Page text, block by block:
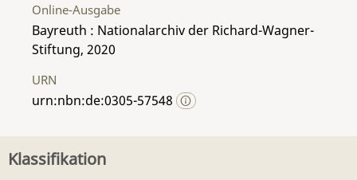
Online-Ausgabe
Bayreuth : Nationalarchiv der Richard-Wagner-
Stiftung, 2020
URN
urn:nbn:de:0305-57548
Klassifikation